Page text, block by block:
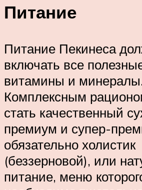
Питание
Питание Пекинеса
включать все
витамины и
Комплексным
стать качественный
премиум и супер-
обязательно холистик
(беззерновой), или
питание, меню